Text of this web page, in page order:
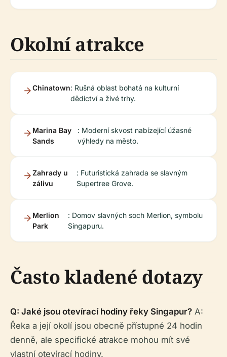
Okolní atrakce
Chinatown: Rušná oblast bohatá na kulturní
dědictví a živé trhy.
Marina Bay
Sands
: Moderní skvost nabízející úžasné
výhledy na město.
Zahrady u
zálivu
: Futuristická zahrada se slavným
Supertree Grove.
Merlion
Park
: Domov slavných soch Merlion, symbolu
Singapuru.
Často kladené dotazy
Q: Jaké jsou otevírací hodiny řeky Singapur? A:
Řeka a její okolí jsou obecně přístupné 24 hodin
denně, ale specifické atrakce mohou mít své
vlastní otevírací hodiny.